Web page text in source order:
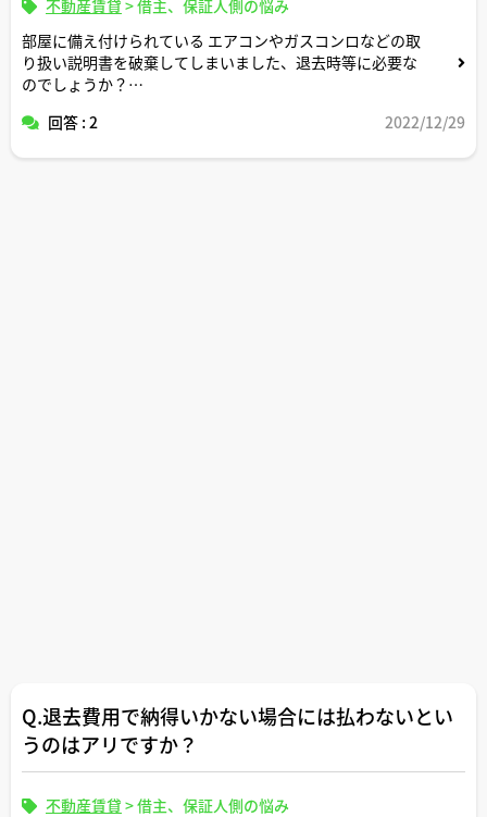
不動産賃貸 >借主、保証人側の悩み
部屋に備え付けられている エアコンやガスコンロなどの取
り扱い説明書を破棄してしまいました、退去時等に必要な
のでしょうか？
また退去時に必要だった場合お金等掛かるのでしょうか？
回答 : 2 2022/12/29
Q.退去費用で納得いかない場合には払わないとい
うのはアリですか？
不動産賃貸 >借主、保証人側の悩み